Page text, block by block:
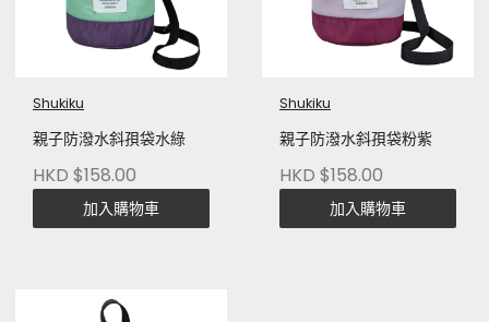
Shukiku
親子防潑水斜孭袋水綠
HKD $158.00
加入購物車
Shukiku
親子防潑水斜孭袋粉紫
HKD $158.00
加入購物車